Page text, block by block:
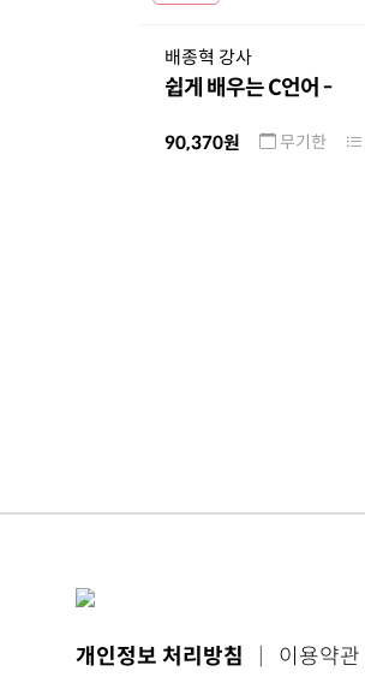
배종혁 강사
쉽게 배우는 C언어 -
90,370원 무기한
개인정보 처리방침 이용약관